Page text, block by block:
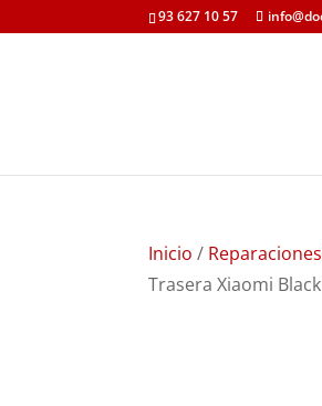
93 627 10 57
Inicio /
Trasera Xiaomi